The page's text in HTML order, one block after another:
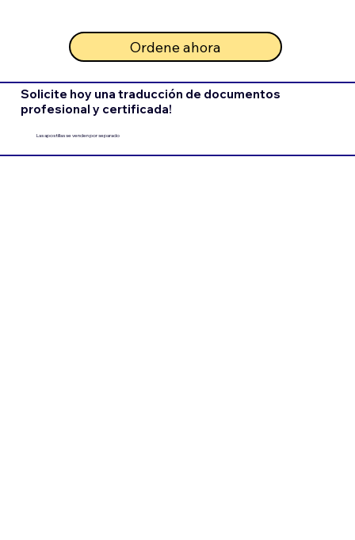
Ordene ahora
Solicite hoy una traducción de documentos
profesional y certificada!
Las apostillas se venden por separado